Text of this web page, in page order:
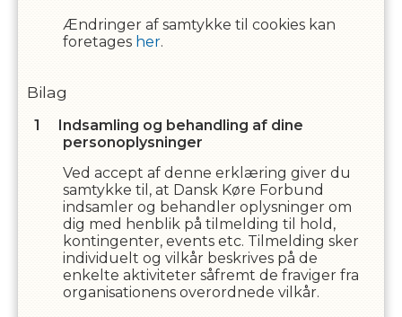
Ændringer af samtykke til cookies kan
foretages her.
Bilag
Indsamling og behandling af dine
personoplysninger
Ved accept af denne erklæring giver du
samtykke til, at Dansk Køre Forbund
indsamler og behandler oplysninger om
dig med henblik på tilmelding til hold,
kontingenter, events etc. Tilmelding sker
individuelt og vilkår beskrives på de
enkelte aktiviteter såfremt de fraviger fra
organisationens overordnede vilkår.